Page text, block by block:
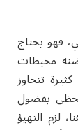
فهو يحتاج
محيطات
تتجاوز
بفضول
لزم التهيؤ